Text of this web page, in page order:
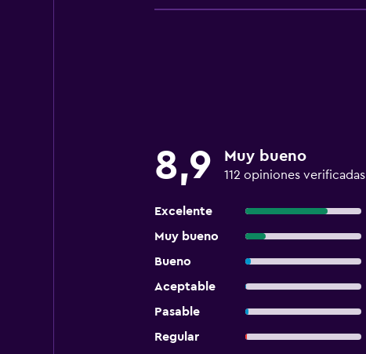
8,9 Muy bueno
112 opiniones verificadas
Excelente
Muy bueno
Bueno
Aceptable
Pasable
Regular